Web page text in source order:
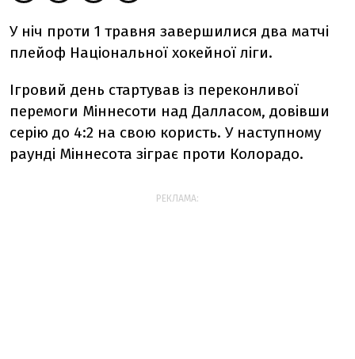
У ніч проти 1 травня завершилися два матчі
плейоф Національної хокейної ліги.
Ігровий день стартував із переконливої
перемоги Міннесоти над Далласом, довівши
серію до 4:2 на свою користь. У наступному
раунді Міннесота зіграє проти Колорадо.
РЕКЛАМА: